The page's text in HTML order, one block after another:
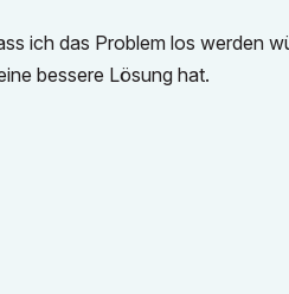
ich das Problem los werden
bessere Lösung hat.